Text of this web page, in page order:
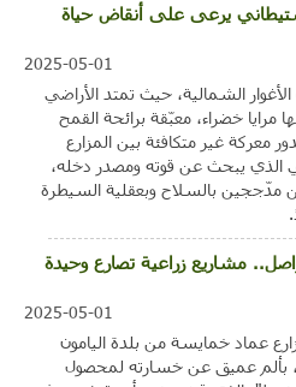
يرعى على أنقاض حياة
2025-05-01
الشمالية، حيث تمتد الأراضي
مرايا خضراء، معبّقة برائحة القمح
معركة غير متكافئة بين المزارع
الذي يبحث عن قوته ومصدر دخله،
مدّججين بالسلاح وبعقلية السيطرة
مشاريع زراعية تصارع وحيدة
2025-05-01
عماد خمايسة من بلدة اليامون
بألم عميق عن خسارته لمحصول